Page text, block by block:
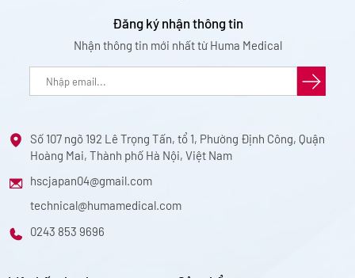
Đăng ký nhận thông tin
Nhận thông tin mới nhất từ Huma Medical
Số 107 ngõ 192 Lê Trọng Tấn, tổ 1, Phường Định Công, Quận
Hoàng Mai, Thành phố Hà Nội, Việt Nam
hscjapan04@gmail.com
technical@humamedical.com
0243 853 9696